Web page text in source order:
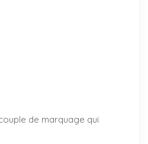
de marquage qui